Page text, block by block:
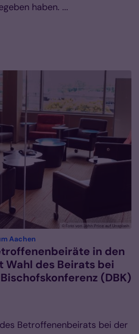
haben. ...
© Foto von John Price auf Unsplash
Aachen
in den
Wahl des Beirats bei
(DBK)
Betroffenenbeirats bei der